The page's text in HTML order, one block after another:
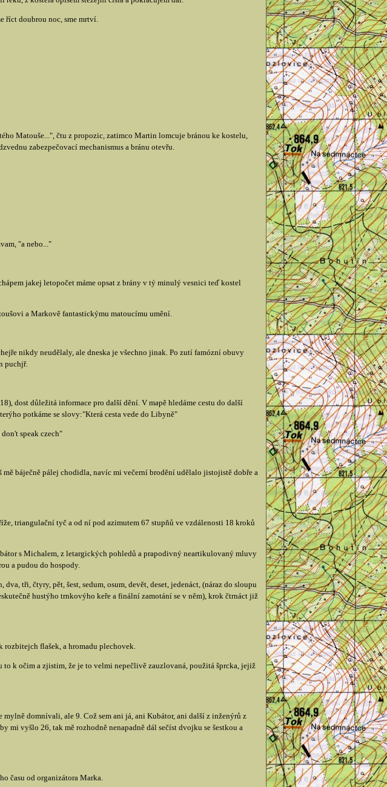
říct doubrou noc, sme mrtví.
Matouše...", čtu z propozic, zatimco Martin lomcuje bránou ke kostelu,
zabezpečovací mechanismus a bránu otevřu.
"a nebo..."
jakej letopočet máme opsat z brány v tý minulý vesnici teď kostel
a Markově fantastickýmu matoucímu umění.
nikdy neudělaly, ale dneska je všechno jinak. Po zutí famózní obuvy
puchjř.
dost důležitá informace pro další dění. V mapě hledáme cestu do další
potkáme se slovy:"Která cesta vede do Libyně"
speak czech"
báječně pálej chodidla, navíc mi večerní brodění udělalo jistojistě dobře a
triangulační tyč a od ní pod azimutem 67 stupňů ve vzdálenosti 18 kroků
s Michalem, z letargických pohledů a prapodivný neartikulovaný mluvy
a pudou do hospody.
tři, čtyry, pět, šest, sedum, osum, devět, deset, jedenáct, (náraz do sloupu
hustýho trnkovýho keře a finální zamotání se v něm), krok čtrnáct již
flašek, a hromadu plechovek.
k očim a zjistim, že je to velmi nepečlivě zauzlovaná, použitá šprcka, jejiž
domnívali, ale 9. Což sem ani já, ani Kubátor, ani další z inženýrů z
mi vyšlo 26, tak mě rozhodně nenapadně dál sečíst dvojku se šestkou a
času od organizátora Marka.